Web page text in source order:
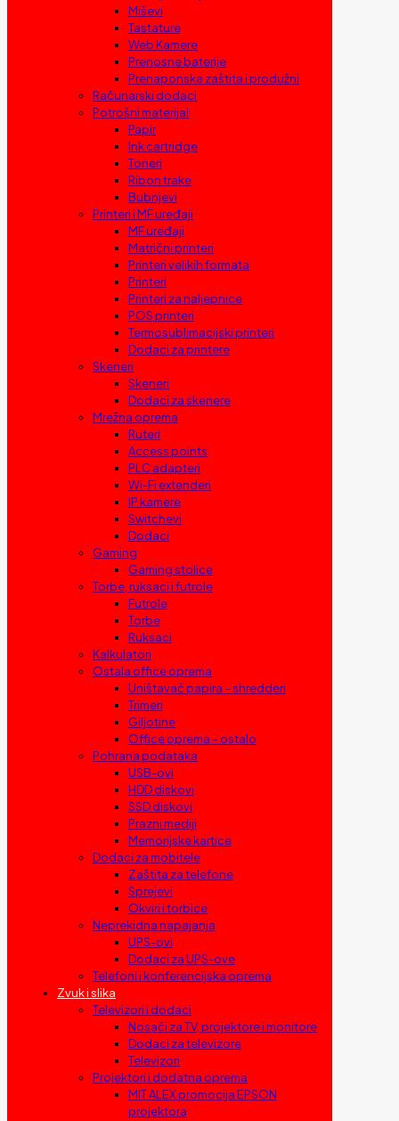
Miševi
Tastature
Web Kamere
Prenosne baterije
Prenaponska zaštita i produžni
Računarski dodaci
Potrošni materijal
Papir
Ink cartridge
Toneri
Ribon trake
Bubnjevi
Printeri i MF uređaji
MF uređaji
Matrični printeri
Printeri velikih formata
Printeri
Printeri za naljepnice
POS printeri
Termosublimacijski printeri
Dodaci za printere
Skeneri
Skeneri
Dodaci za skenere
Mrežna oprema
Ruteri
Access points
PLC adapteri
Wi-Fi extenderi
IP kamere
Switchevi
Dodaci
Gaming
Gaming stolice
Torbe, ruksaci i futrole
Futrole
Torbe
Ruksaci
Kalkulatori
Ostala office oprema
Uništavač papira – shredderi
Trimeri
Giljotine
Office oprema – ostalo
Pohrana podataka
USB-ovi
HDD diskovi
SSD diskovi
Prazni mediji
Memorijske kartice
Dodaci za mobitele
Zaštita za telefone
Sprejevi
Okviri i torbice
Neprekidna napajanja
UPS-ovi
Dodaci za UPS-ove
Telefoni i konferencijska oprema
Zvuk i slika
Televizori i dodaci
Nosači za TV, projektore i monitore
Dodaci za televizore
Televizori
Projektori i dodatna oprema
MIT ALEX promocija EPSON
projektora